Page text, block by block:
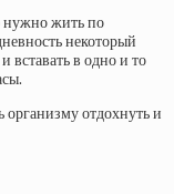
нужно жить по
некоторый
вставать в одно и то
организму отдохнуть и